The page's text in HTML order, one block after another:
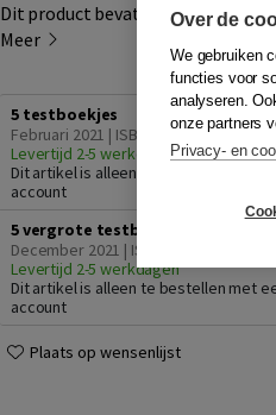
Dit product bevat een set van vijf
Meer
5 testboekjes
Februari 2021 | ISBN 9789024442126 |
Levertijd 2-5 werkdagen
Dit artikel is alleen te bestellen met
account
5 vergrote testboekjes
December 2021 | ISBN 9789024445929 |
Levertijd 2-5 werkdagen
Dit artikel is alleen te bestellen met
account
Plaats op wensenlijst
Over de
We gebruiken
functies voor
analyseren.
onze partners
Privacy- en